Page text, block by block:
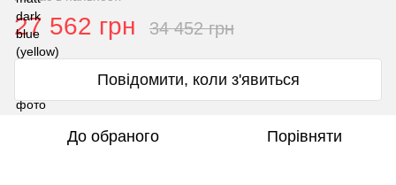
27 562 грн 34 452 грн
Повідомити, коли з'явиться
До обраного Порівняти